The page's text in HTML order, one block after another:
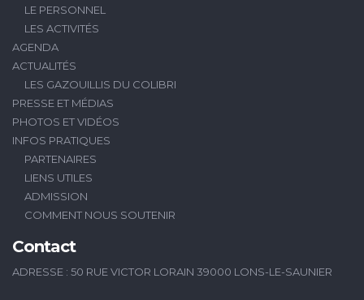
LE PERSONNEL
LES ACTIVITÉS
AGENDA
ACTUALITÉS
LES GAZOUILLIS DU COLIBRI
PRESSE ET MÉDIAS
PHOTOS ET VIDÉOS
INFOS PRATIQUES
PARTENAIRES
LIENS UTILES
ADMISSION
COMMENT NOUS SOUTENIR
Contact
ADRESSE : 50 RUE VICTOR LORAIN 39000 LONS-LE-SAUNIER